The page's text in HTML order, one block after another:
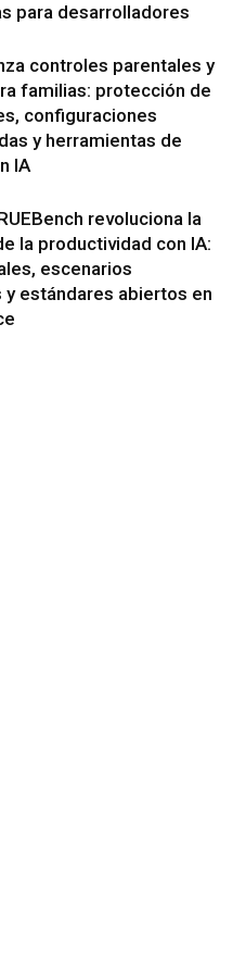
para desarrolladores
controles parentales y
familias: protección de
configuraciones
y herramientas de
IA
revoluciona la
la productividad con IA:
escenarios
y estándares abiertos en